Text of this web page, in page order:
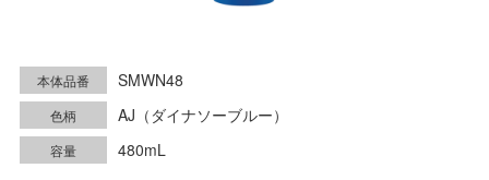
本体品番 SMWN48
色柄 AJ（ダイナソーブルー）
容量
480mL